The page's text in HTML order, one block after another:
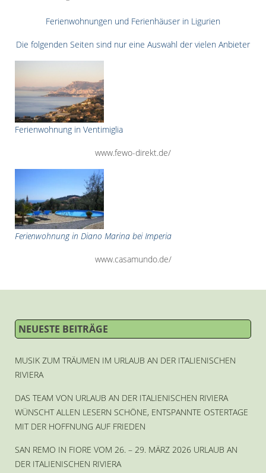
Ferienwohnungen und Ferienhäuser in Ligurien
Die folgenden Seiten sind nur eine Auswahl der vielen Anbieter
Ferienwohnung in Ventimiglia
www.fewo-direkt.de/
Ferienwohnung in Diano Marina bei Imperia
www.casamundo.de/
NEUESTE BEITRÄGE
MUSIK ZUM TRÄUMEN IM URLAUB AN DER ITALIENISCHEN
RIVIERA
DAS TEAM VON URLAUB AN DER ITALIENISCHEN RIVIERA
WÜNSCHT ALLEN LESERN SCHÖNE, ENTSPANNTE OSTERTAGE
MIT DER HOFFNUNG AUF FRIEDEN
SAN REMO IN FIORE VOM 26. – 29. MÄRZ 2026 URLAUB AN
DER ITALIENISCHEN RIVIERA